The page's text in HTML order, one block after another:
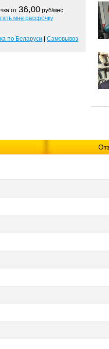
от 36,00 руб/мес.
мне рассрочку
по Беларуси Самовывоз